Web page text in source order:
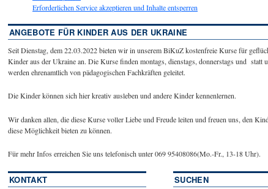
Erforderlichen Service akzeptieren und Inhalte entsperren
ANGEBOTE FÜR KINDER AUS DER UKRAINE
Seit Dienstag, dem 22.03.2022 bieten wir in unserem BiKuZ kostenfreie Kurse für
Kinder aus der Ukraine an. Die Kurse finden montags, dienstags, donnerstags und statt
werden ehrenamtlich von pädagogischen Fachkräften geleitet.
Die Kinder können sich hier kreativ ausleben und andere Kinder kennenlernen.
Wir danken allen, die diese Kurse voller Liebe und Freude leiten und freuen uns, den
diese Möglichkeit bieten zu können.
Für mehr Infos erreichen Sie uns telefonisch unter 069 95408086(Mo.-Fr., 13-18 Uhr).
KONTAKT SUCHEN